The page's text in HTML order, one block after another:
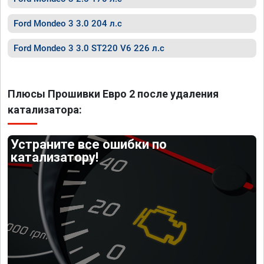
Ford Mondeo 3 3.0 204 л.с
Ford Mondeo 3 3.0 ST220 V6 226 л.с
Плюсы Прошивки Евро 2 после удаления
катализатора:
Устраните все ошибки по
катализатору!